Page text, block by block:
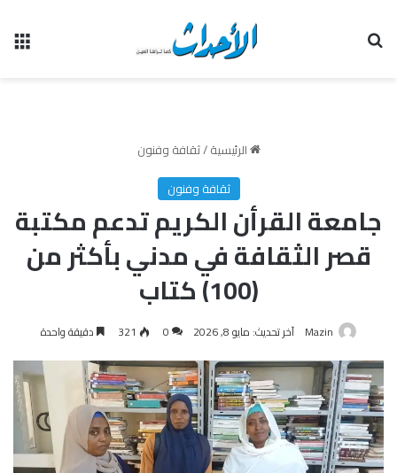
الرئيسية/ثقافة وفنون
ثقافة وفنون
جامعة القرأن الكريم تدعم مكتبة
قصر الثقافة في مدني بأكثر من
(100) كتاب
Mazin آخر تحديث: مايو 8, 2026 0
321 دقيقة واحدة